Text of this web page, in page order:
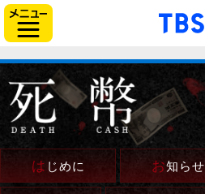
は じめに お知らせ